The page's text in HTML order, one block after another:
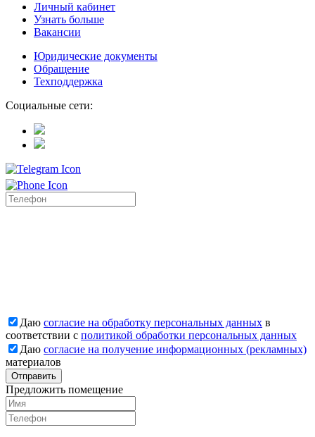
Личный кабинет
Узнать больше
Вакансии
Юридические документы
Обращение
Техподдержка
Социальные сети:
Даю согласие на обработку персональных данных в
соответствии с политикой обработки персональных данных
Даю согласие на получение информационных (рекламных)
материалов
Отправить
Предложить помещение